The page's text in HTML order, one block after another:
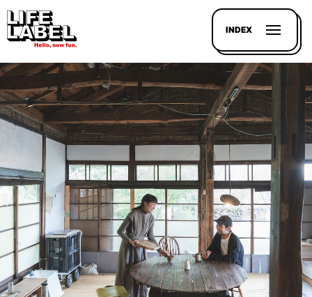
INDEX
記事を
探す
LL
HOUSE
LINE-
UP